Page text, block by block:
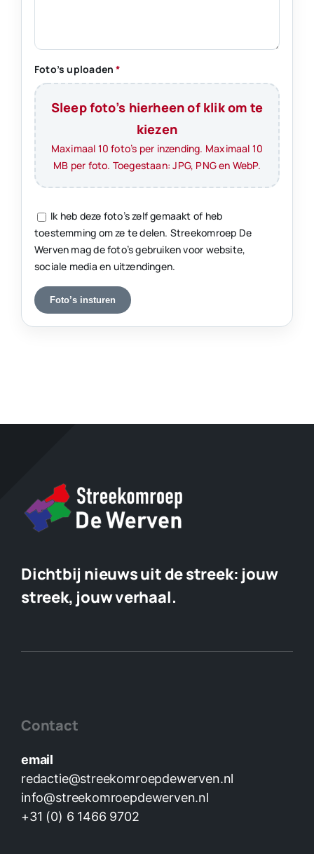
Foto’s uploaden*
Sleep foto’s hierheen of klik om te
kiezen
Maximaal 10 foto’s per inzending. Maximaal 10
MB per foto. Toegestaan: JPG, PNG en WebP.
Ik heb deze foto’s zelf gemaakt of heb
toestemming om ze te delen. Streekomroep De
Werven mag de foto’s gebruiken voor website,
sociale media en uitzendingen.
Foto’s insturen
Dichtbij nieuws uit de streek: jouw
streek, jouw verhaal.
Contact
email
redactie@streekomroepdewerven.nl
info@streekomroepdewerven.nl
+31 (0) 6 1466 9702